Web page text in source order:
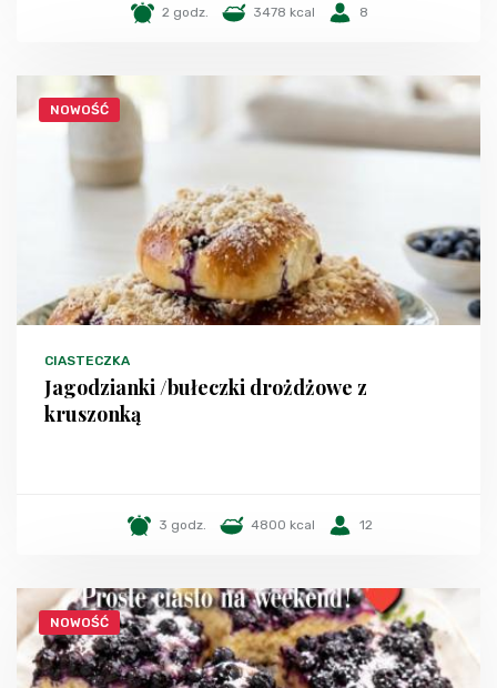
2 godz. 3478 kcal 8
NOWOŚĆ
CIASTECZKA
Jagodzianki /bułeczki drożdżowe z
kruszonką
3 godz. 4800 kcal 12
NOWOŚĆ